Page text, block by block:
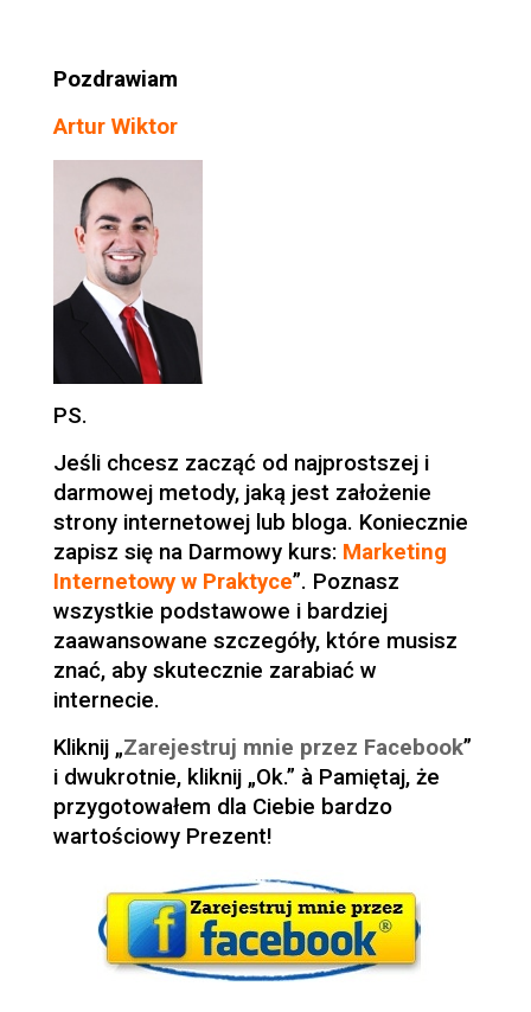
Pozdrawiam
Artur Wiktor
PS.
Jeśli chcesz zacząć od najprostszej i
darmowej metody, jaką jest założenie
strony internetowej lub bloga. Koniecznie
zapisz się na Darmowy kurs: Marketing
Internetowy w Praktyce”. Poznasz
wszystkie podstawowe i bardziej
zaawansowane szczegóły, które musisz
znać, aby skutecznie zarabiać w
internecie.
Kliknij „Zarejestruj mnie przez Facebook”
i dwukrotnie, kliknij „Ok.” à Pamiętaj, że
przygotowałem dla Ciebie bardzo
wartościowy Prezent!